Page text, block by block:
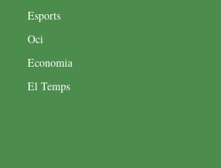
Esports
Oci
Economia
El Temps